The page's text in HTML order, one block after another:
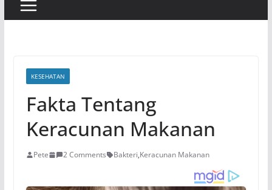
KESEHATAN
Fakta Tentang
Keracunan Makanan
Pete 2 Comments Bakteri,Keracunan Makanan